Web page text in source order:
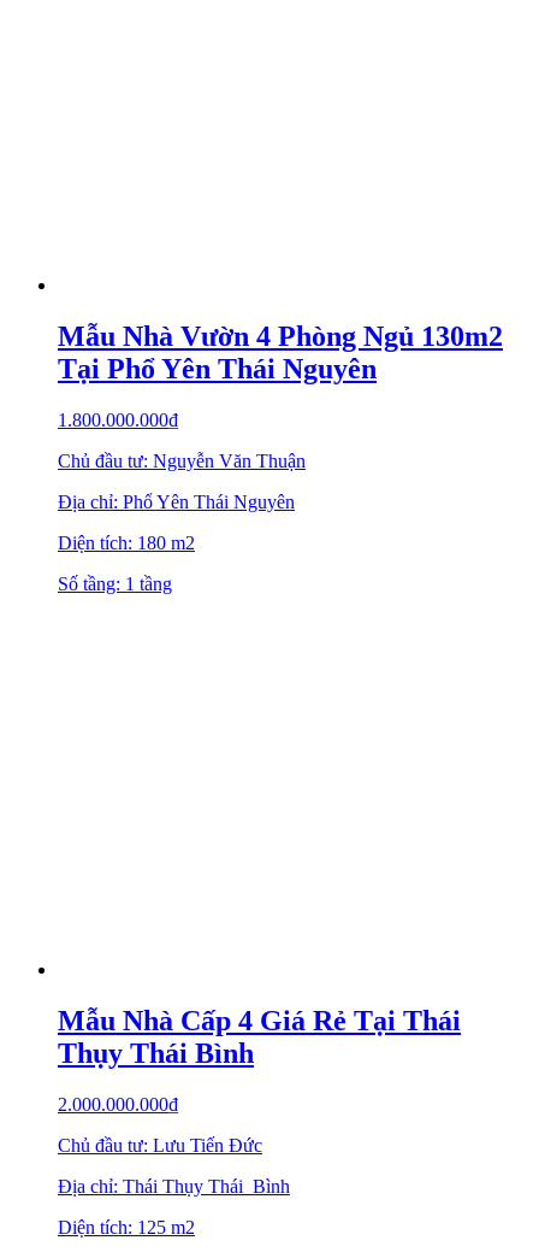
Mẫu Nhà Vườn 4 Phòng Ngủ 130m2
Tại Phổ Yên Thái Nguyên
1.800.000.000₫
Chủ đầu tư: Nguyễn Văn Thuận
Địa chỉ: Phổ Yên Thái Nguyên
Diện tích: 180 m2
Số tầng: 1 tầng
Mẫu Nhà Cấp 4 Giá Rẻ Tại Thái
Thụy Thái Bình
2.000.000.000₫
Chủ đầu tư: Lưu Tiến Đức
Địa chỉ: Thái Thụy Thái Bình
Diện tích: 125 m2